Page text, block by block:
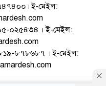
ই-মেইল:
০২৫৪৩৪ । ই-মেইল:
৮৭৮৬৮৭ । ই-মেইল: